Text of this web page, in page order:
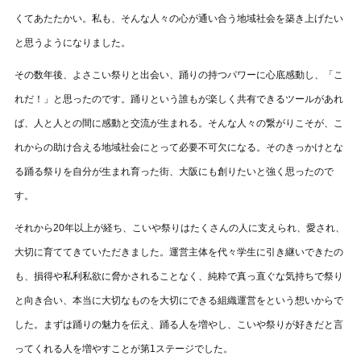
くてあたたかい。私も、そんな人々の心が通い合う地域社会を築き上げたい
と思うようになりました。
その数年後、よさこい祭りと出会い、踊りの持つパワーに心底感動し、「こ
れだ！」と思ったのです。踊りという誰もが楽しく共有できるツールがあれ
ば、人と人との間に感動と交流が生まれる。そんな人々の繋がりこそが、こ
れからの助け合える地域社会にとって必要不可欠になる。そのきっかけとな
る踊る祭りを自分が生まれ育った街、大阪にも創りたいと強く思ったので
す。
それから20年以上が経ち、こいや祭りはたくさんの人に支えられ、愛され、
大切に育ててきていただきました。運営主体を代々学生に引き継いできたの
も、損得や私利私欲に脅かされることなく、純粋で真っ直ぐな気持ちで祭り
と向き合い、本当に大切なものを大切にできる組織運営をという想いからで
した。まずは踊りの魅力を伝え、踊る人を増やし、こいや祭りが好きだと言
ってくれる人を増やすことが第1ステージでした。